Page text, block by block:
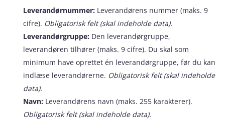
Leverandørnummer: Leverandørens nummer (maks. 9
cifre). Obligatorisk felt (skal indeholde data).
Leverandørgruppe: Den leverandørgruppe,
leverandøren tilhører (maks. 9 cifre). Du skal som
minimum have oprettet én leverandørgruppe, før du kan
indlæse leverandørerne. Obligatorisk felt (skal indeholde
data).
Navn: Leverandørens navn (maks. 255 karakterer).
Obligatorisk felt (skal indeholde data).